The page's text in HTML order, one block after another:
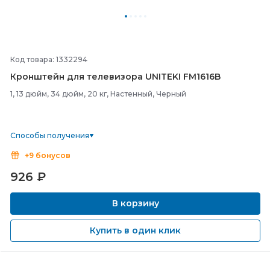
Код товара: 1332294
Кронштейн для телевизора UNITEKI FM1616B
1, 13 дюйм, 34 дюйм, 20 кг, Настенный, Черный
Способы получения
+9 бонусов
926 ₽
В корзину
Купить в один клик